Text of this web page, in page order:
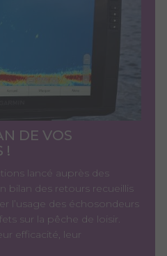
DE VOS
!
lancé auprès des
bilan des retours recueillis
l’usage des échosondeurs
sur la pêche de loisir.
efficacité, leur